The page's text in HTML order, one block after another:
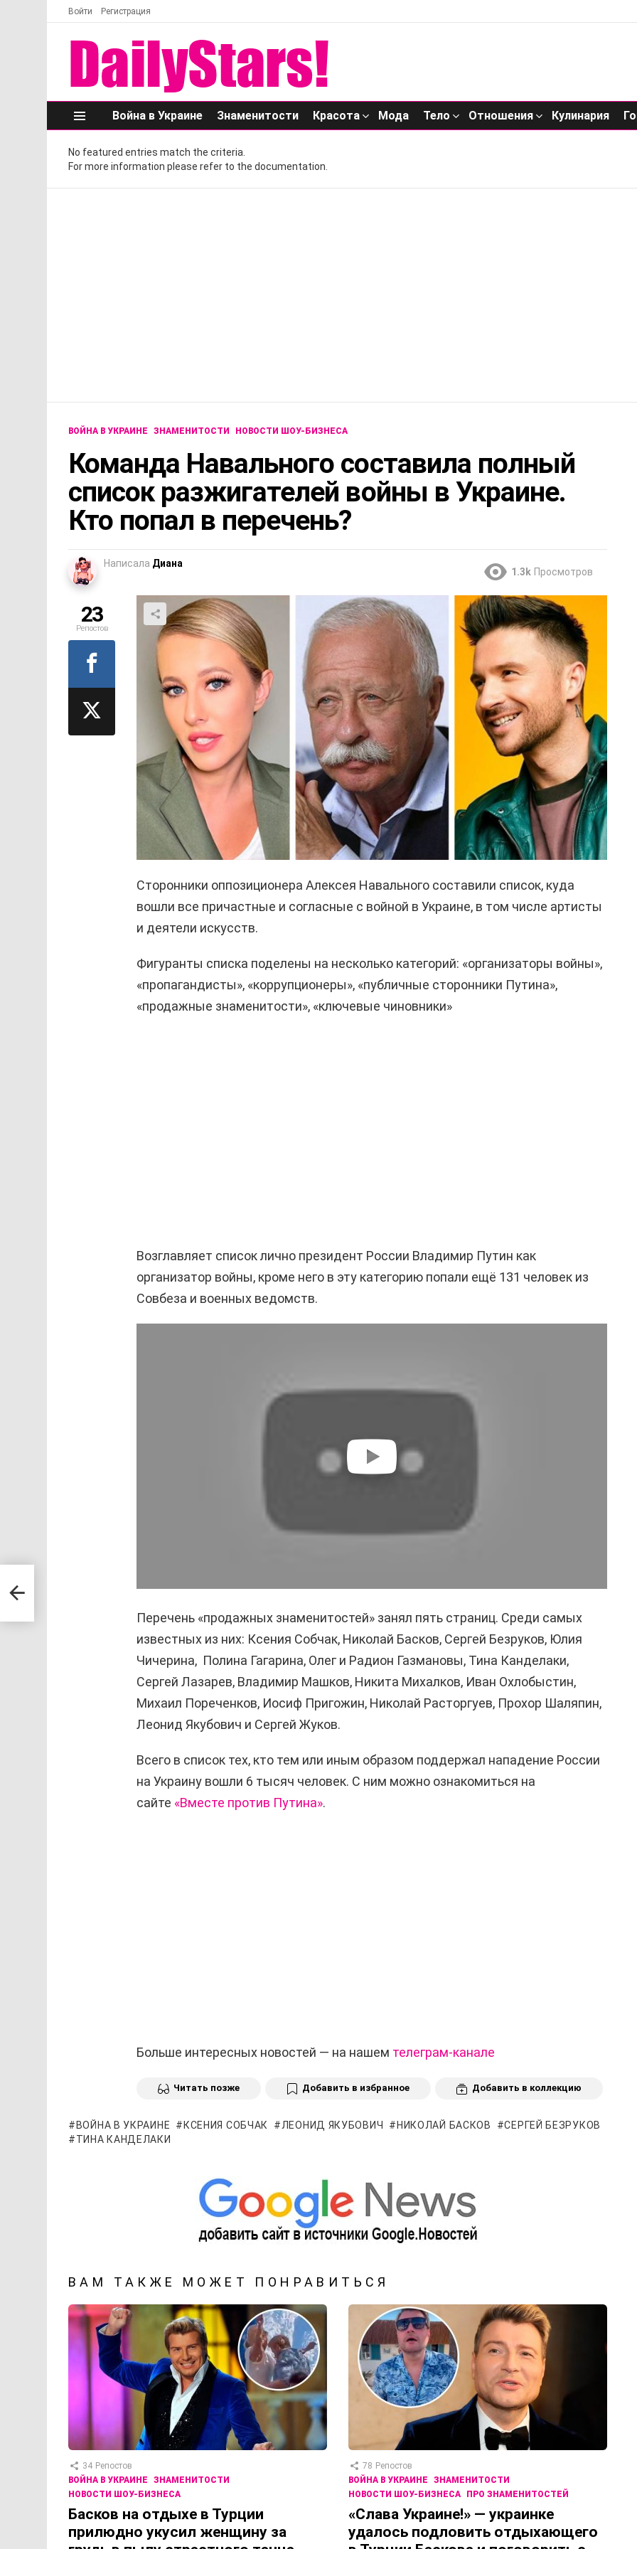
Войти Регистрация
Меню
Война в Украине Знаменитости Красота Мода Тело Отношения Кулинария
No featured entries match the criteria.
For more information please refer to the documentation.
ВОЙНА В УКРАИНЕ ЗНАМЕНИТОСТИ НОВОСТИ ШОУ-БИЗНЕСА
Команда Навального составила полный
список разжигателей войны в Украине.
Кто попал в перечень?
Написала Диана
1.3k Просмотров
Сторонники оппозиционера Алексея Навального составили список, куда
вошли все причастные и согласные с войной в Украине, в том числе артисты
и деятели искусств.
Фигуранты списка поделены на несколько категорий: «организаторы войны»,
«пропагандисты», «коррупционеры», «публичные сторонники Путина»,
«продажные знаменитости», «ключевые чиновники»
Возглавляет список лично президент России Владимир Путин как
организатор войны, кроме него в эту категорию попали ещё 131 человек из
Совбеза и военных ведомств.
Перечень «продажных знаменитостей» занял пять страниц. Среди самых
известных из них: Ксения Собчак, Николай Басков, Сергей Безруков, Юлия
Чичерина, Полина Гагарина, Олег и Радион Газмановы, Тина Канделаки,
Сергей Лазарев, Владимир Машков, Никита Михалков, Иван Охлобыстин,
Михаил Пореченков, Иосиф Пригожин, Николай Расторгуев, Прохор Шаляпин,
Леонид Якубович и Сергей Жуков.
Всего в список тех, кто тем или иным образом поддержал нападение России
на Украину вошли 6 тысяч человек. С ним можно ознакомиться на
сайте «Вместе против Путина».
Больше интересных новостей — на нашем телеграм-канале
Читать позже Добавить в избранное Добавить в коллекцию
23
Репостов
ВОЙНА В УКРАИНЕ КСЕНИЯ СОБЧАК ЛЕОНИД ЯКУБОВИЧ НИКОЛАЙ БАСКОВ
СЕРГЕЙ БЕЗРУКОВ
ТИНА КАНДЕЛАКИ
ВАМ ТАКЖЕ МОЖЕТ ПОНРАВИТЬСЯ
34 Репостов
ВОЙНА В УКРАИНЕ
ЗНАМЕНИТОСТИ
НОВОСТИ ШОУ-БИЗНЕСА
Басков на отдыхе в Турции
прилюдно укусил женщину за
78 Репостов
ВОЙНА В УКРАИНЕ
ЗНАМЕНИТОСТИ
НОВОСТИ ШОУ-БИЗНЕСА
ПРО ЗНАМЕНИТОСТЕЙ
«Слава Украине!» — украинке
удалось подловить отдыхающего